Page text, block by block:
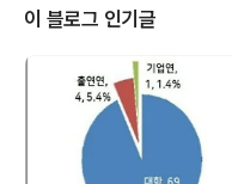
ntists Workshop(제안자: 이준엽(
이 블로그 인기글